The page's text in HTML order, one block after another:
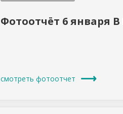
Фотоотчёт 6 января
смотреть фотоотчет